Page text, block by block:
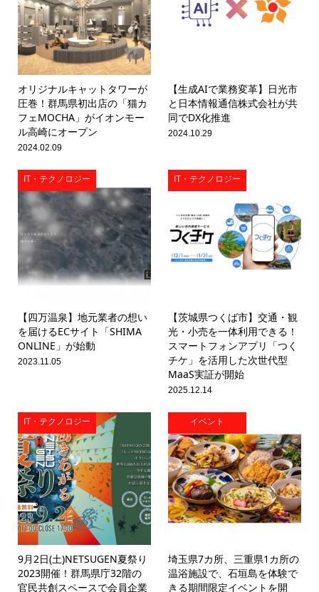
オリジナルキャットタワーが
圧巻！群馬県初出店の「猫カ
フェMOCHA」がイオンモー
ル高崎にオープン
2024.02.09
【生成AIで業務変革】日光市
と日本情報通信株式会社が共
同でDX化推進
2024.10.29
IT・テクノロジー
【四万温泉】地元業者の想い
を届けるECサイト「SHIMA
ONLINE」が始動
2023.11.05
IT・テクノロジー
【茨城県つくば市】交通・観
光・小売を一体利用できる！
スマートフォンアプリ「つく
チケ」を活用した次世代型
MaaS実証が開始
2025.12.14
IT・テクノロジー
9月2日(土)NETSUGEN夏祭り
2023開催！群馬県庁32階の
官民共創スペースで会員企業
イベント
埼玉県7カ所、三重県1カ所の
温浴施設で、石垣島を体験で
きる期間限定イベントを開